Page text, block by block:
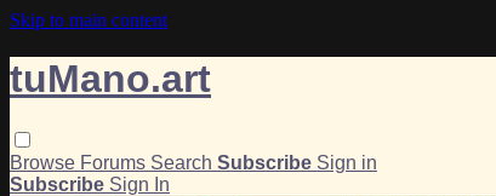
Skip to main content
tuMano.art
Browse Forums Search Subscribe Sign in
Subscribe Sign In